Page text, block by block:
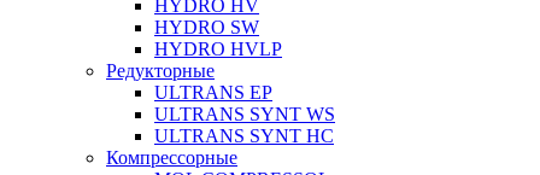
HYDRO HV
HYDRO SW
HYDRO HVLP
Редукторные
ULTRANS EP
ULTRANS SYNT WS
ULTRANS SYNT HC
Компрессорные